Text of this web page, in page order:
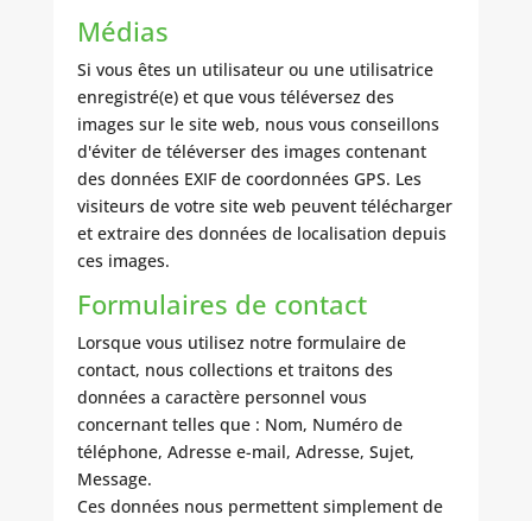
Médias
Si vous êtes un utilisateur ou une utilisatrice
enregistré(e) et que vous téléversez des
images sur le site web, nous vous conseillons
d'éviter de téléverser des images contenant
des données EXIF de coordonnées GPS. Les
visiteurs de votre site web peuvent télécharger
et extraire des données de localisation depuis
ces images.
Formulaires de contact
Lorsque vous utilisez notre formulaire de
contact, nous collections et traitons des
données a caractère personnel vous
concernant telles que : Nom, Numéro de
téléphone, Adresse e-mail, Adresse, Sujet,
Message.
Ces données nous permettent simplement de